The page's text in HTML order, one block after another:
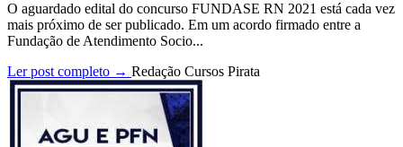
O aguardado edital do concurso FUNDASE RN 2021 está cada vez
mais próximo de ser publicado. Em um acordo firmado entre a
Fundação de Atendimento Socio...
Ler post completo → Redação Cursos Pirata